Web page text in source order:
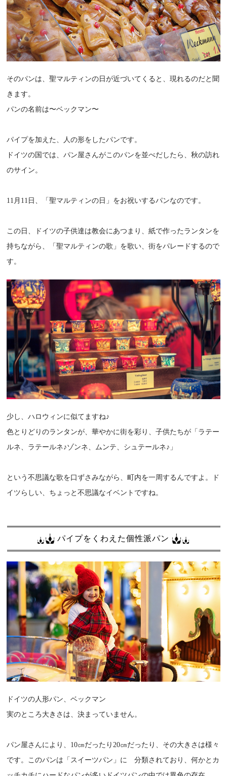
そのパンは、聖マルティンの日が近づいてくると、現れるのだと聞
きます。
パンの名前は〜ベックマン〜
パイプを加えた、人の形をしたパンです。
ドイツの国では、パン屋さんがこのパンを並べだしたら、秋の訪れ
のサイン。
11月11日、「聖マルティンの日」をお祝いするパンなのです。
この日、ドイツの子供達は教会にあつまり、紙で作ったランタンを
持ちながら、「聖マルティンの歌」を歌い、街をパレードするので
す。
少し、ハロウィンに似てますね♪
色とりどりのランタンが、華やかに街を彩り、子供たちが「ラテー
ルネ、ラテールネ♪ゾンネ、ムンテ、シュテールネ♪」
という不思議な歌を口ずさみながら、町内を一周するんですよ。ド
イツらしい、ちょっと不思議なイベントですね。
パイプをくわえた個性派パン
ドイツの人形パン、ベックマン
実のところ大きさは、決まっていません。
パン屋さんにより、10㎝だったり20㎝だったり、その大きさは様々
です。このパンは「スイーツパン」に 分類されており、何かとカ